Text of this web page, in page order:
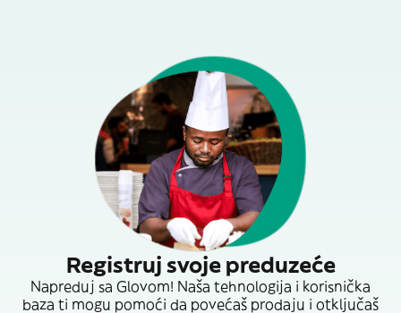
Registruj svoje preduzeće
Napreduj sa Glovom! Naša tehnologija i korisnička
baza ti mogu pomoći da povećaš prodaju i otključaš